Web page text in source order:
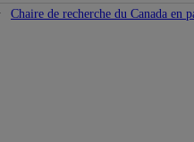
Chaire de recherche du Canada en